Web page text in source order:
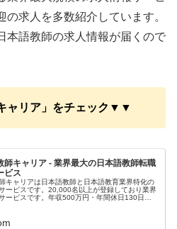
の求人を多数紹介しています。
本語教師の求人情報が届くので
ャリア」をチェック▼▼
師キャリア - 業界最大の日本語教師転職
ビス
キャリアは日本語教師と日本語教育業界特化の
ービスです。20,000名以上が登録しており業界
ービスです。年収500万円・年間休日130日な